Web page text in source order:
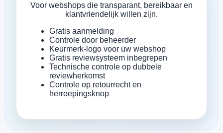
Voor webshops die transparant, bereikbaar en
klantvriendelijk willen zijn.
Gratis aanmelding
Controle door beheerder
Keurmerk-logo voor uw webshop
Gratis reviewsysteem inbegrepen
Technische controle op dubbele
reviewherkomst
Controle op retourrecht en
herroepingsknop